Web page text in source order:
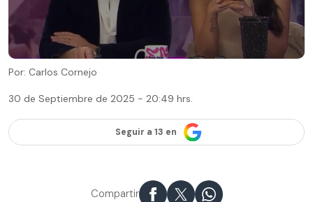
Por: Carlos Cornejo
30 de Septiembre de 2025 - 20:49 hrs.
Seguir a 13 en
Compartir